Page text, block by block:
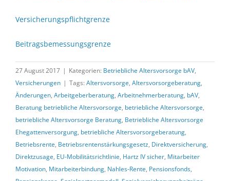
Versicherungspflichtgrenze
Beitragsbemessungsgrenze
27 August 2017 | Kategorien: Betriebliche Altersvorsorge bAV,
Versicherungen | Tags: Altersvorsorge, Altersvorsorgeberatung,
Änderungen, Arbeitgeberberatung, Arbeitnehmerberatung, bAV,
Beratung betriebliche Altersvorsorge, betriebliche Altersvorsorge,
betriebliche Altersvorsorge Beratung, Betriebliche Altersvorsorge
Ehegattenversorgung, betriebliche Altersvorsorgeberatung,
Betriebsrente, Betriebsrentenstärkungsgesetz, Direktversicherung,
Direktzusage, EU-Mobilitätsrichtlinie, Hartz IV sicher, Mitarbeiter
Motivation, Mitarbeiterbindung, Nahles-Rente, Pensionsfonds,